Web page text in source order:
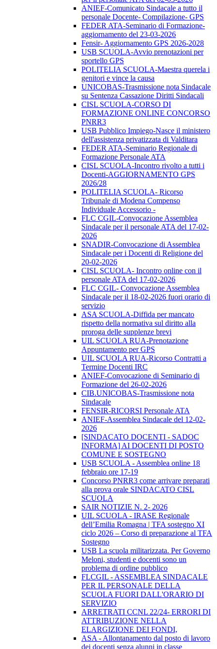
ANIEF-Comunicato Sindacale a tutto il
personale Docente- Compilazione- GPS
FEDER ATA-Seminario di Formazione-
aggiornamento del 23-03-2026
Fensir- Aggiornamento GPS 2026-2028
USB SCUOLA-Avvio prenotazioni per
sportello GPS
POLITELIA SCUOLA-Maestra querela i
genitori e vince la causa
UNICOBAS-Trasmissione nota Sindacale
su Sentenza Cassazione Diritti Sindacali
CISL SCUOLA-CORSO DI
FORMAZIONE ONLINE CONCORSO
PNRR3
USB Pubblico Impiego-Nasce il ministero
dell'assistenza privatizzata di Valditara
FEDER ATA-Seminario Regionale di
Formazione Personale ATA
CISL SCUOLA-Incontro rivolto a tutti i
Docenti-AGGIORNAMENTO GPS
2026/28
POLITELIA SCUOLA- Ricorso
Tribunale di Modena Compenso
Individuale Accessorio -
FLC CGIL-Convocazione Assemblea
Sindacale per il personale ATA del 17-02-
2026
SNADIR-Convocazione di Assemblea
Sindacale per i Docenti di Religione del
20-02-2026
CISL SCUOLA- Incontro online con il
personale ATA del 17-02-2026
FLC CGIL- Convocazione Assemblea
Sindacale per il 18-02-2026 fuori orario di
servizio
ASA SCUOLA-Diffida per mancato
rispetto della normativa sul diritto alla
proroga delle supplenze brevi
UIL SCUOLA RUA-Prenotazione
Appuntamento per GPS
UIL SCUOLA RUA-Ricorso Contratti a
Termine Docenti IRC
ANIEF-Convocazione di Seminario di
Formazione del 26-02-2026
CIB.UNICOBAS-Trasmissione nota
Sindacale
FENSIR-RICORSI Personale ATA
ANIEF-Assemblea Sindacale del 12-02-
2026
[SINDACATO DOCENTI - SADOC
INFORMA] AI DOCENTI DI POSTO
COMUNE E SOSTEGNO
USB SCUOLA - Assemblea online 18
febbraio ore 17-19
Concorso PNRR3 come arrivare preparati
alla prova orale SINDACATO CISL
SCUOLA
SAIR NOTIZIE N. 2- 2026
UIL SCUOLA - IRASE Regionale
dell’Emilia Romagna | TFA sostegno XI
ciclo 2026 – Corso di preparazione al TFA
Sostegno
USB La scuola militarizzata. Per Governo
Meloni, studenti e docenti sono un
problema di ordine pubblico
FLCGIL - ASSEMBLEA SINDACALE
PER IL PERSONALE DELLA
SCUOLA FUORI DALL'ORARIO DI
SERVIZIO
ARRETRATI CCNL 22/24- ERRORI DI
ATTRIBUZIONE NELLA
ELARGIZIONE DEI FONDI,
ASA - Allontanamento dal posto di lavoro
dei docenti senza alunni in classe